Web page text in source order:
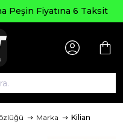
Peşin Fiyatına 6 Taksit
Marka Kilian